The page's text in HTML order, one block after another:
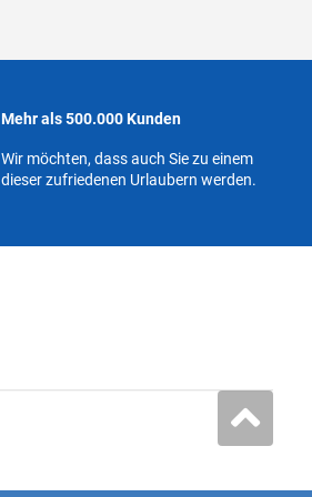
Mehr als 500.000 Kunden
Wir möchten, dass auch Sie zu einem
dieser zufriedenen Urlaubern werden.